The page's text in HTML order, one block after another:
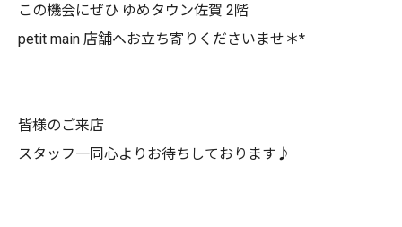
この機会にぜひ ゆめタウン佐賀 2階
petit main 店舗へお立ち寄りくださいませ＊*
皆様のご来店
スタッフ一同心よりお待ちしております♪